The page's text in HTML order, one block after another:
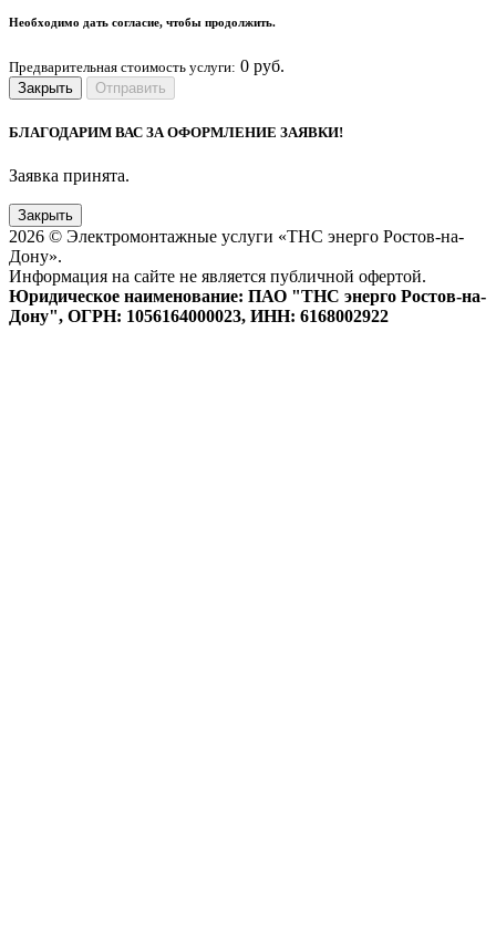
Необходимо дать согласие, чтобы продолжить.
Предварительная стоимость услуги: 0 руб.
Закрыть Отправить
БЛАГОДАРИМ ВАС ЗА ОФОРМЛЕНИЕ ЗАЯВКИ!
Заявка принята.
Закрыть
2026 © Электромонтажные услуги «ТНС энерго Ростов-на-
Дону».
Информация на сайте не является публичной офертой.
Юридическое наименование: ПАО "ТНС энерго Ростов-на-
Дону", ОГРН: 1056164000023, ИНН: 6168002922